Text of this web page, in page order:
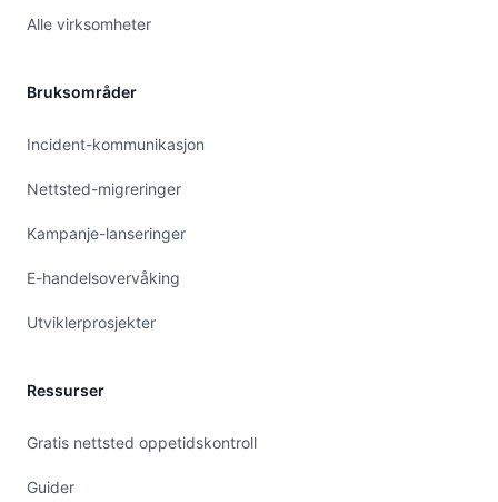
Alle virksomheter
Bruksområder
Incident-kommunikasjon
Nettsted-migreringer
Kampanje-lanseringer
E-handelsovervåking
Utviklerprosjekter
Ressurser
Gratis nettsted oppetidskontroll
Guider